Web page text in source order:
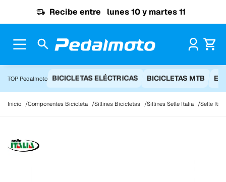
Recibe entre lunes 10 y martes 11
TOP Pedalmoto BICICLETAS ELÉCTRICAS BICICLETAS MTB
Inicio Componentes Bicicleta Sillines Bicicletas Sillines Selle Italia Selle